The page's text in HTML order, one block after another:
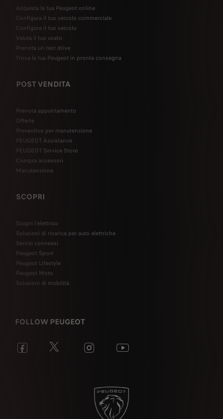
Acquista la tua Peugeot online
Configura il tuo veicolo commerciale
Configura il tuo veicolo
Valuta il tuo usato
Prenota un test drive
Trova la tua Peugeot in pronta consegna
POST VENDITA
Prenota appuntamento
Offerte
Preventivo per manutenzione
PEUGEOT Assistance
PEUGEOT Service Store
Compra accessori
Manutenzione
SCOPRI
Scopri l’elettrico
Soluzioni di ricarica per auto elettriche
Servizi connessi
Peugeot Sport
Peugeot Lifestyle
Peugeot Moto
Soluzioni di mobilità
FOLLOW PEUGEOT